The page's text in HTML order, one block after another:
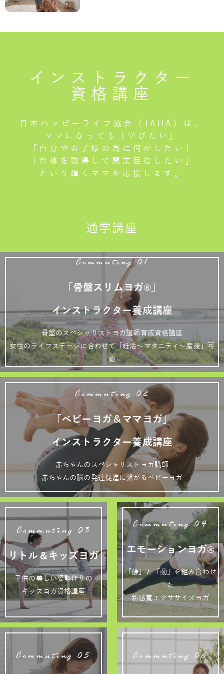
インストラクター
資格講座
日本ハッピーライフ協会（JAHA）は、
ママになっても「学びたい」
「自分やお子様の為に何かしたい」
「資格を取得して開業目指したい」
という輝くママを応援します。
通学講座
Commuting 01
「骨盤スリムヨガ®」
インストラクター養成講座
骨盤のスペシャリストヨガ講師育成資格講座
女性のライフステージに合わせて「妊活～マタニティ～産後」可
能
Commuting 02
「ベビーヨガ＆ママヨガ」
インストラクター養成講座
赤ちゃんのスペシャリストヨガ講師
赤ちゃんの脳の発達促進に繋がるベビーヨガ
Commuting 03
リトル＆キッズヨガ
子供の美しい姿勢作りの
キッズヨガ資格講座
Commuting 04
エモーションヨガ®
「静」と「動」を組み合わせ
た
新感覚エクササイズヨガ
Commuting 05 Commuting 06